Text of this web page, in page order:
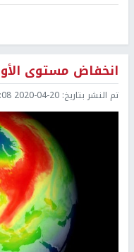
انخفاض مستوى
تم النشر بتاريخ: 2020-04-20 13:08